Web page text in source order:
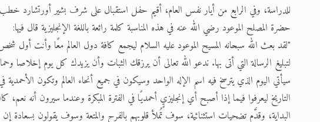
للدراسة، وفي الرابع من أيار نفس العام، أقيم حفل استقبال على شرف بشير أورتشارد
حضرة المصلح الموعود رضي الله عنه في هذه المناسبة كلمة رائعة باللغة الإنجليزية قال فيها:
"لقد بعث الله سبحانه المسيح الموعود عليه السلام ليجمع كافة دول العالم معًا وأنت
لتبليغ الرسالة التي أتى بها. ندعو الله تعالى أن يرزقك الثبات وأن يزيدك كل يوم إخلاصا
سيأتي اليوم الذي يترسخ فيه اسم الإله الواحد وسيكون في جميع أنحاء العالم وتكون
التاريخ ليعرفوا فيما إذا أصبح أي إنجليزيٍ أحمديًا في الفترة المبكرة وعندما سيرون أنه
البداية، وقدَّم تضحيات استثنائية، سوف تُملأ قلوبهم بالفرح والمتعة وسوف يقولون بسعادة إن